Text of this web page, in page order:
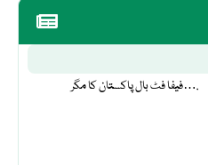
فیفا فٹ بال پاکستان کا مگر….